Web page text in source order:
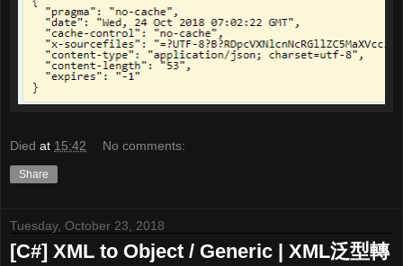
Died at 15:42 No comments:
Share
Tuesday, October 23, 2018
[C#] XML to Object / Generic | XML泛型轉